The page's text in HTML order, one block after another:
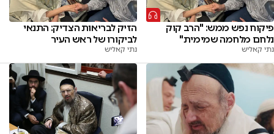
פיקוח נפש ממש: "הרב קוק
נלחם מלחמה שמימית"
נתי קאליש
הזיק לבריאות הצדיק: התנאי
לביקורו של ראש העיר
נתי קאליש